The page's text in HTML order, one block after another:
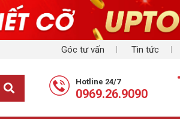
Góc tư vấn Tin tức
Hotline 24/7
0969.26.9090